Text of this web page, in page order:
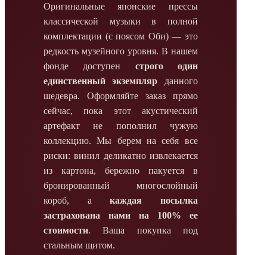
Оригинальные японские прессы
классической музыки в полной
комплектации (с поясом Оби) — это
редкость музейного уровня. В нашем
фонде доступен строго один
единственный экземпляр данного
шедевра. Оформляйте заказ прямо
сейчас, пока этот акустический
артефакт не пополнил чужую
коллекцию. Мы берем на себя все
риски: винил деликатно извлекается
из картона, бережно пакуется в
бронированный многослойный
короб, акаждая посылка
застрахована нами на 100% ее
стоимости. Ваша покупка под
стальным щитом.